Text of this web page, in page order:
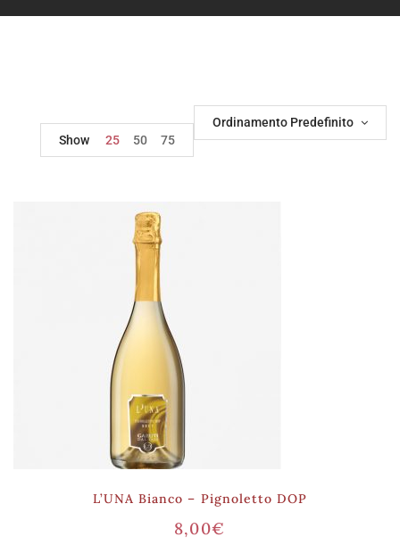
Ordinamento Predefinito
Show
25 50 75
L’UNA Bianco – Pignoletto DOP
8,00€